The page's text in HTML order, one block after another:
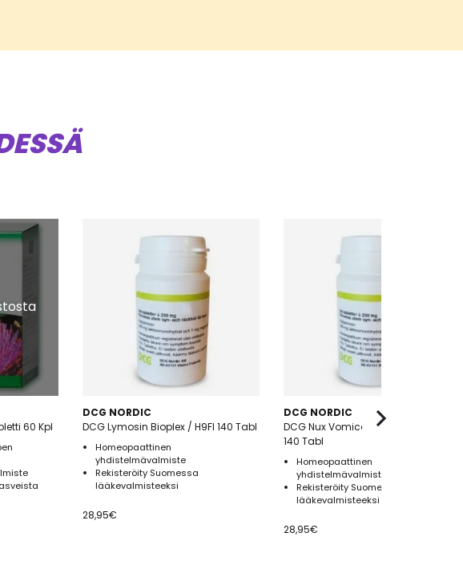
60 Kpl
DCG NORDIC
DCG Lymosin Bioplex / H9FI 140 Tabl
Homeopaattinen
yhdistelmävalmiste
Rekisteröity Suomessa
lääkevalmisteeksi
28,95€
DCG NORDIC
DCG Nux Vomica Alfaplex / H80FI
140 Tabl
Homeopaattinen
yhdistelmävalmiste
Rekisteröity Suomessa
lääkevalmisteeksi
28,95€